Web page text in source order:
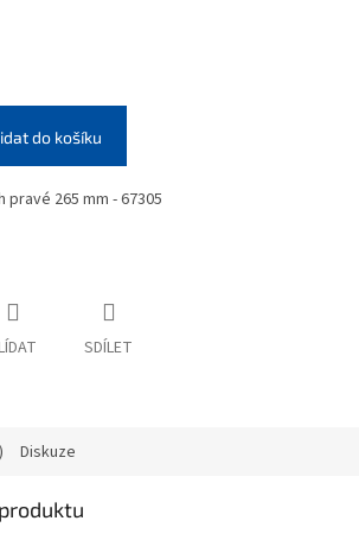
do košíku
pravé 265 mm - 67305
SDÍLET
Diskuze